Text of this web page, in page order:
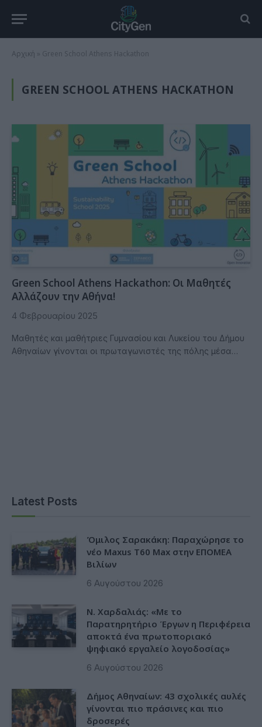
Αρχική Green School Athens Hackathon
GREEN SCHOOL ATHENS HACKATHON
Green School Athens Hackathon: Οι Μαθητές
Αλλάζουν την Αθήνα!
4 Φεβρουαρίου 2025
Μαθητές και μαθήτριες Γυμνασίου και Λυκείου του Δήμου
Αθηναίων γίνονται οι πρωταγωνιστές της πόλης μέσα…
Latest Posts
Όμιλος Σαρακάκη: Παραχώρησε το
νέο Maxus T60 Max στην ΕΠΟΜΕΑ
Βιλίων
6 Αυγούστου 2026
Ν. Χαρδαλιάς: «Με το
Παρατηρητήριο Έργων η Περιφέρεια
αποκτά ένα πρωτοποριακό
ψηφιακό εργαλείο λογοδοσίας»
6 Αυγούστου 2026
Δήμος Αθηναίων: 43 σχολικές αυλές
γίνονται πιο πράσινες και πιο
δροσερές